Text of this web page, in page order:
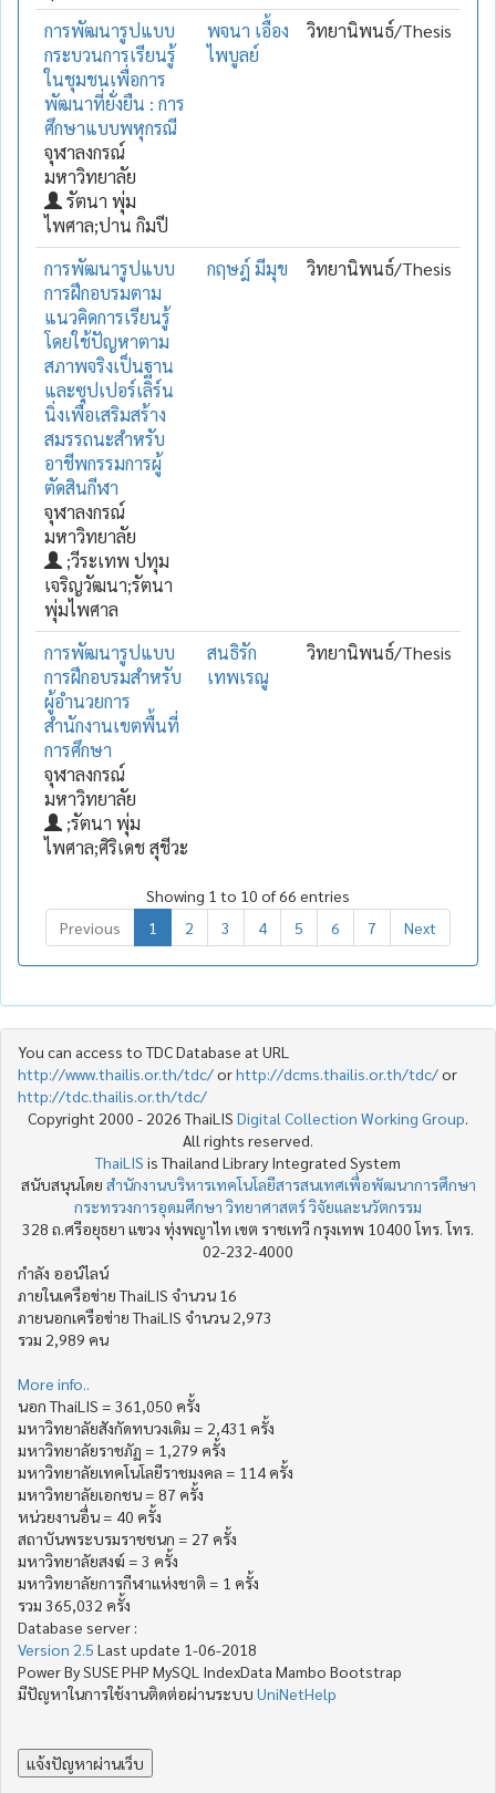
การพัฒนารูปแบบ
กระบวนการเรียนรู้
ในชุมชนเพื่อการ
พัฒนาที่ยั่งยืน : การ
ศึกษาแบบพหุกรณี
จุฬาลงกรณ์
มหาวิทยาลัย
รัตนา พุ่ม
ไพศาล;ปาน กิมปี
พจนา เอื้อง
ไพบูลย์
วิทยานิพนธ์/Thesis
การพัฒนารูปแบบ
การฝึกอบรมตาม
แนวคิดการเรียนรู้
โดยใช้ปัญหาตาม
สภาพจริงเป็นฐาน
และซุปเปอร์เลิร์น
นิ่งเพื่อเสริมสร้าง
สมรรถนะสำหรับ
อาชีพกรรมการผู้
ตัดสินกีฬา
จุฬาลงกรณ์
มหาวิทยาลัย
;วีระเทพ ปทุม
เจริญวัฒนา;รัตนา
พุ่มไพศาล
กฤษฎ์ มีมุข วิทยานิพนธ์/Thesis
การพัฒนารูปแบบ
การฝึกอบรมสำหรับ
ผู้อำนวยการ
สำนักงานเขตพื้นที่
การศึกษา
จุฬาลงกรณ์
มหาวิทยาลัย
;รัตนา พุ่ม
ไพศาล;ศิริเดช สุชีวะ
สนธิรัก
เทพเรณู
วิทยานิพนธ์/Thesis
Showing 1 to 10 of 66 entries
Previous
1 2 3 4 5 6 7 Next
You can access to TDC Database at URL
http://www.thailis.or.th/tdc/orhttp://dcms.thailis.or.th/tdc/or
http://tdc.thailis.or.th/tdc/
Copyright 2000 - 2026 ThaiLIS Digital Collection Working Group
All rights reserved.
ThaiLIS is Thailand Library Integrated System
สนับสนุนโดย สำนักงานบริหารเทคโนโลยีสารสนเทศเพื่อพัฒนาการศึกษา
กระทรวงการอุดมศึกษา วิทยาศาสตร์ วิจัยและนวัตกรรม
328 ถ.ศรีอยุธยา แขวง ทุ่งพญาไท เขต ราชเทวี กรุงเทพ 10400 โทร. โทร.
02-232-4000
กำลัง ออน์ไลน์
ภายในเครือข่าย ThaiLIS จำนวน 16
ภายนอกเครือข่าย ThaiLIS จำนวน 2,973
รวม 2,989 คน
More info..
นอก ThaiLIS = 361,050 ครั้ง
มหาวิทยาลัยสังกัดทบวงเดิม = 2,431 ครั้ง
มหาวิทยาลัยราชภัฏ = 1,279 ครั้ง
มหาวิทยาลัยเทคโนโลยีราชมงคล = 114 ครั้ง
มหาวิทยาลัยเอกชน = 87 ครั้ง
หน่วยงานอื่น = 40 ครั้ง
สถาบันพระบรมราชชนก = 27 ครั้ง
มหาวิทยาลัยสงฆ์ = 3 ครั้ง
มหาวิทยาลัยการกีฬาแห่งชาติ = 1 ครั้ง
รวม 365,032 ครั้ง
Database server :
Version 2.5 Last update 1-06-2018
Power By SUSE PHP MySQL IndexData Mambo Bootstrap
มีปัญหาในการใช้งานติดต่อผ่านระบบ UniNetHelp